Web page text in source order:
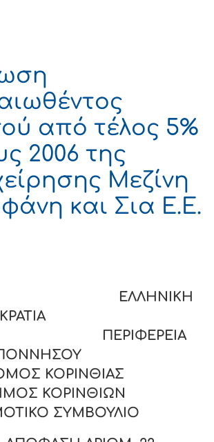
από τέλος 5%
2006 της
Μεζίνη
και Σια Ε.Ε.
ΚΟΡΙΝΘΙΑΣ
ΚΟΡΙΝΘΙΩΝ
ΣΥΜΒΟΥΛΙΟ